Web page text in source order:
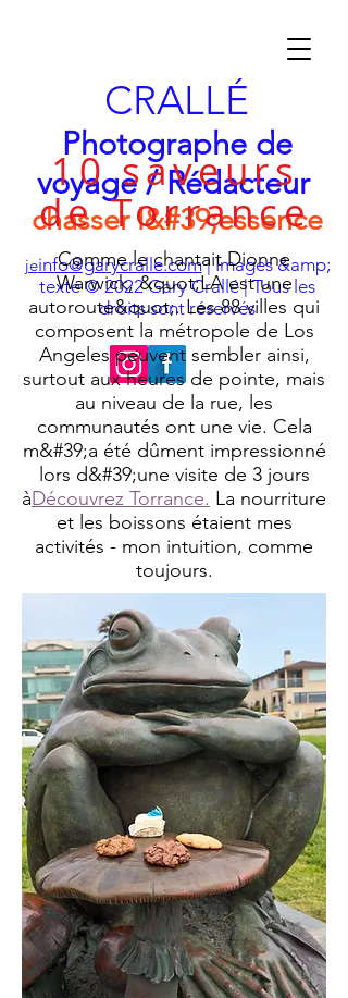
CRALLÉ
Photographe de
voyage / Rédacteur
chasser l&#39;essence
jeinfo@garycralle.com| Images &amp;
texte © 2022 Gary Crallé | Tous les
droits sont réservés
10 saveurs
de Torrance
Comme le chantait Dionne
Warwick, &quot;LA est une
autoroute&quot;. Les 88 villes qui
composent la métropole de Los
Angeles peuvent sembler ainsi,
surtout aux heures de pointe, mais
au niveau de la rue, les
communautés ont une vie. Cela
m&#39;a été dûment impressionné
lors d&#39;une visite de 3 jours
àDécouvrez Torrance. La nourriture
et les boissons étaient mes
activités - mon intuition, comme
toujours.